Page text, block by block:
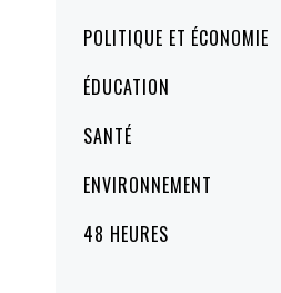
POLITIQUE ET ÉCONOMIE
ÉDUCATION
SANTÉ
ENVIRONNEMENT
48 HEURES